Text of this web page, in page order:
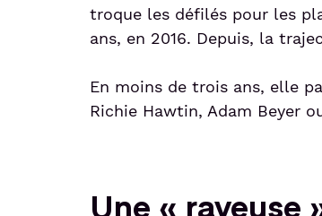
troque les défilés pour les
ans, en 2016. Depuis, la
En moins de trois ans, elle
Richie Hawtin, Adam Beyer
Une « raveuse